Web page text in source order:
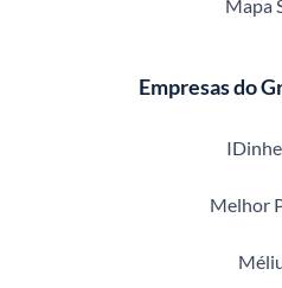
Mapa
Empresas do
Melhor